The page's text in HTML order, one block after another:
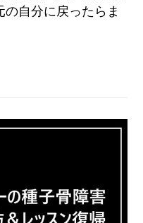
自分に戻ったらま